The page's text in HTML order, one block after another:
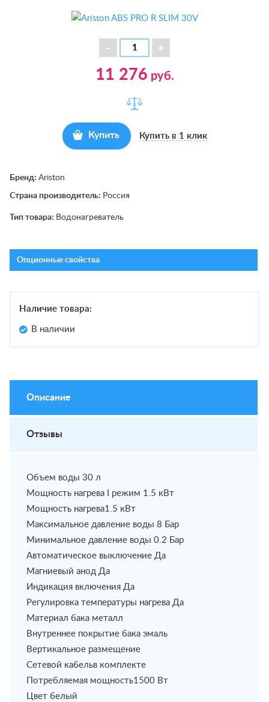
11 276 руб.
Купить Купить в 1 клик
Бренд: Ariston
Страна производитель: Россия
Тип товара: Водонагреватель
Опционные свойства
Наличие товара:
В наличии
Описание
Отзывы
Объем воды 30 л
Мощность нагрева I режим 1.5 кВт
Мощность нагрева1.5 кВт
Максимальное давление воды 8 Бар
Минимальное давление воды 0.2 Бар
Автоматическое выключение Да
Магниевый анод Да
Индикация включения Да
Регулировка температуры нагрева Да
Материал бака металл
Внутреннее покрытие бака эмаль
Вертикальное размещение
Сетевой кабельв комплекте
Потребляемая мощность1500 Вт
Цвет белый